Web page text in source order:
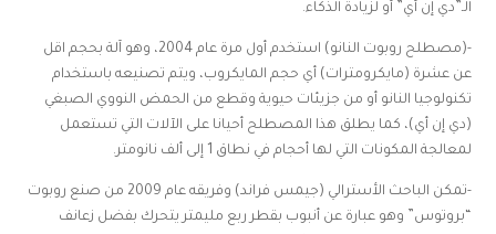
الـ”دي إن أي” أو لزيادة الذكاء.
-(مصطلح روبوت النانو) استخدم أول مرة عام 2004، وهو آلة بحجم اقل
عن عشرة (مايكرومترات) أي حجم المايكروب، ويتم تصنيعه باستخدام
تكنولوجيا النانو أو من جزيئات حيوية وقطع من الحمض النووي الصبغي
(دي إن أي)، كما يطلق هذا المصطلح أحيانا على الآلات التي تستعمل
لمعالجة المكونات التي لها أحجام في نطاق 1 إلى ألف نانومتر.
-تمكن الباحث الأسترالي (جيمس فراند) وفريقه عام 2009 من صنع روبوت
“بروتوس” وهو عبارة عن أنبوب بقطر ربع مليمتر يتحرك بفضل زعانف